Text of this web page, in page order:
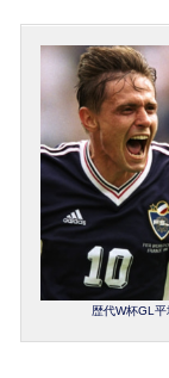
歴代W杯GL